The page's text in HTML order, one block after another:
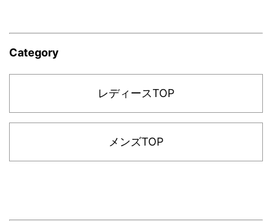
Category
レディースTOP
メンズTOP